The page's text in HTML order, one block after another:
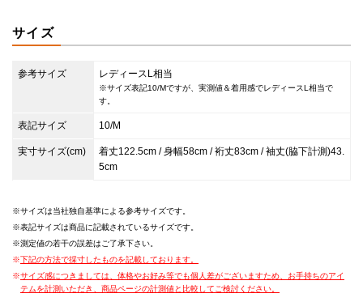
サイズ
参考サイズ レディースL相当
※サイズ表記10/Mですが、実測値＆着用感でレディースL相当で
す。
表記サイズ 10/M
実寸サイズ(cm)
着丈122.5cm / 身幅58cm / 裄丈83cm / 袖丈(脇下計測)43.
5cm
サイズは当社独自基準による参考サイズです。
表記サイズは商品に記載されているサイズです。
測定値の若干の誤差はご了承下さい。
下記の方法で採寸したものを記載しております。
サイズ感につきましては、体格やお好み等でも個人差がございますため、お手持ちのアイ
テムを計測いただき、商品ページの計測値と比較してご検討ください。